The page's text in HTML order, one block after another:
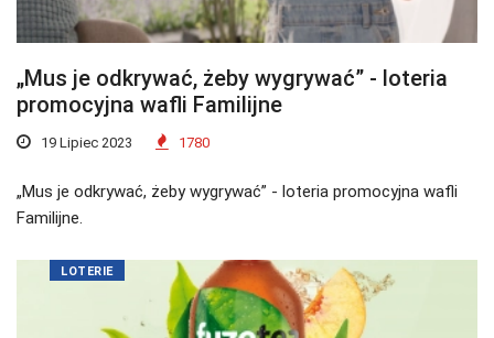
„Mus je odkrywać, żeby wygrywać” - loteria
promocyjna wafli Familijne
19 Lipiec 2023 1780
„Mus je odkrywać, żeby wygrywać” - loteria promocyjna wafli
Familijne.
LOTERIE